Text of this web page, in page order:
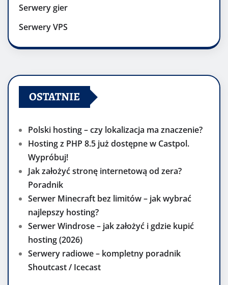
Serwery gier
Serwery VPS
OSTATNIE
Polski hosting – czy lokalizacja ma znaczenie?
Hosting z PHP 8.5 już dostępne w Castpol.
Wypróbuj!
Jak założyć stronę internetową od zera?
Poradnik
Serwer Minecraft bez limitów – jak wybrać
najlepszy hosting?
Serwer Windrose – jak założyć i gdzie kupić
hosting (2026)
Serwery radiowe – kompletny poradnik
Shoutcast / Icecast